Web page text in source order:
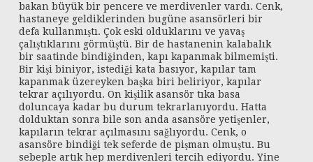
bakan büyük bir pencere ve merdivenler vardı. Cenk,
hastaneye geldiklerinden bugüne asansörleri bir
defa kullanmıştı. Çok eski olduklarını ve yavaş
çalıştıklarını görmüştü. Bir de hastanenin kalabalık
bir saatinde bindiğinden, kapı kapanmak bilmemişti.
Bir kişi biniyor, istediği kata basıyor, kapılar tam
kapanmak üzereyken başka biri beliriyor, kapılar
tekrar açılıyordu. On kişilik asansör tıka basa
doluncaya kadar bu durum tekrarlanıyordu. Hatta
dolduktan sonra bile son anda asansöre yetişenler,
kapıların tekrar açılmasını sağlıyordu. Cenk, o
asansöre bindiği tek seferde de pişman olmuştu. Bu
sebeple artık hep merdivenleri tercih ediyordu. Yine